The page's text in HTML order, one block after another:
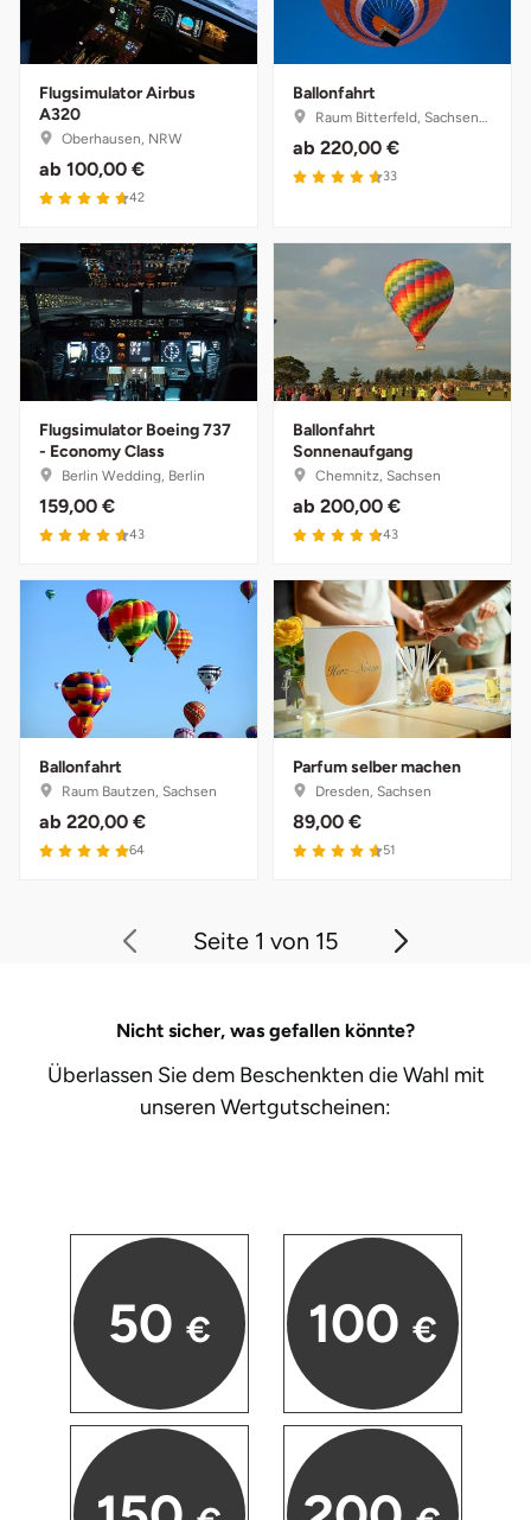
Flugsimulator Airbus
A320
Oberhausen, NRW
ab 100,00 €
42
Ballonfahrt
Raum Bitterfeld, Sachsen-Anhalt
ab 220,00 €
33
Flugsimulator Boeing 737
- Economy Class
Berlin Wedding, Berlin
159,00 €
43
Ballonfahrt
Sonnenaufgang
Chemnitz, Sachsen
ab 200,00 €
43
Ballonfahrt
Raum Bautzen, Sachsen
ab 220,00 €
64
Parfum selber machen
Dresden, Sachsen
89,00 €
51
Seite 1 von 15
Nicht sicher, was gefallen könnte?
Überlassen Sie dem Beschenkten die Wahl mit
unseren Wertgutscheinen:
50 € 100 €
Vorpommern-Rügen
Weimar
Wertach
Witten
Würzburg
Zweibrücken
Zwickau
Öhringen